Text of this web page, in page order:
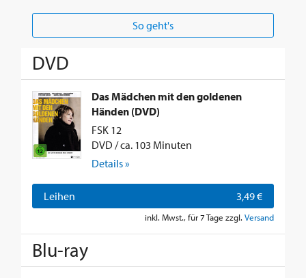
So geht's
DVD
Das Mädchen mit den goldenen
Händen (DVD)
FSK 12
DVD / ca. 103 Minuten
Details »
Leihen 3,49 €
inkl. Mwst., für 7 Tage zzgl. Versand
Blu-ray